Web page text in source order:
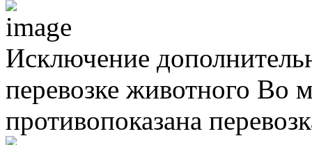
Исключение
перевозке животного Во
противопоказана